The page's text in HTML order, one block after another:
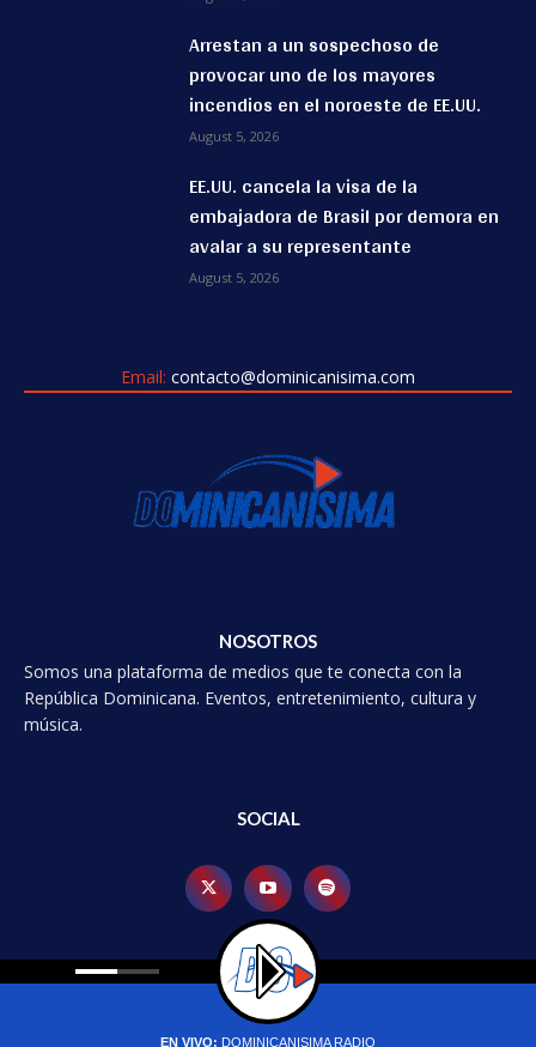
Arrestan a un sospechoso de
provocar uno de los mayores
incendios en el noroeste de EE.UU.
August 5, 2026
EE.UU. cancela la visa de la
embajadora de Brasil por demora en
avalar a su representante
August 5, 2026
Email: contacto@dominicanisima.com
NOSOTROS
Somos una plataforma de medios que te conecta con la
República Dominicana. Eventos, entretenimiento, cultura y
música.
SOCIAL
© 2025 Dominicanísima, Todos los derechoss reservados.
EN VIVO: DOMINICANISIMA RADIO